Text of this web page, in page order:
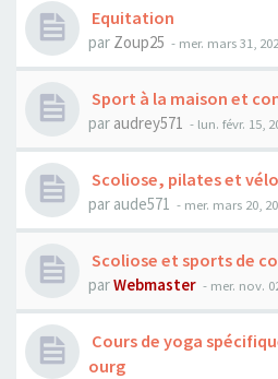
Equitation
par Zoup25 - mer. mars 31,
Sport à la maison et
par audrey571 - lun. févr. 15,
Scoliose, pilates et
par aude571 - mer. mars 20,
Scoliose et sports de
parWebmaster - mer. nov.
Cours de yoga
ourg